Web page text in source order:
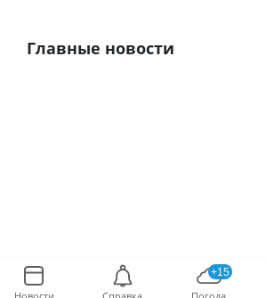
Главные новости
+15